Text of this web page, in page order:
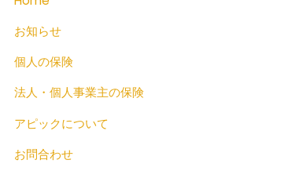
お知らせ
個人の保険
法人・個人事業主の保険
アピックについて
お問合わせ